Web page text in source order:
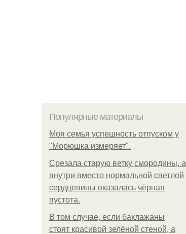
Популярные материалы
Моя семья успешность отпуском у
"Морюшка измеряет".
Срезала старую ветку смородины, а
внутри вместо нормальной светлой
сердцевины оказалась чёрная
пустота.
В том случае, если баклажаны
стоят красивой зелёной стеной, а